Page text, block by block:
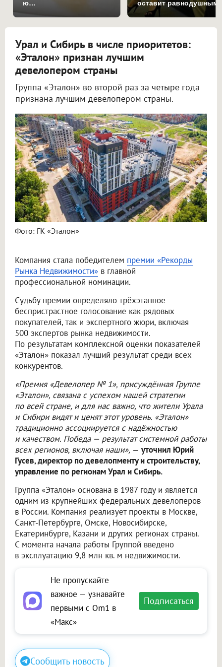
ю… оставит равнодушным
Урал и Сибирь в числе приоритетов:
«Эталон» признан лучшим
девелопером страны
Группа «Эталон» во второй раз за четыре года
признана лучшим девелопером страны.
Фото: ГК «Эталон»
Компания стала победителем премии «Рекорды
Рынка Недвижимости» в главной
профессиональной номинации.
Судьбу премии определяло трёхэтапное
беспристрастное голосование как рядовых
покупателей, так и экспертного жюри, включая
500 экспертов рынка недвижимости.
По результатам комплексной оценки показателей
«Эталон» показал лучший результат среди всех
конкурентов.
«Премия «Девелопер № 1», присуждённая Группе
«Эталон», связана с успехом нашей стратегии
по всей стране, и для нас важно, что жители Урала
и Сибири видят и ценят этот уровень. «Эталон»
традиционно ассоциируется с надёжностью
и качеством. Победа — результат системной работы
всех регионов, включая наши», — уточнил Юрий
Гусев, директор по девелопменту и строительству,
управление по регионам Урал и Сибирь.
Группа «Эталон» основана в 1987 году и является
одним из крупнейших федеральных девелоперов
в России. Компания реализует проекты в Москве,
Санкт-Петербурге, Омске, Новосибирске,
Екатеринбурге, Казани и других регионах страны.
С момента начала работы Группой введено
в эксплуатацию 9,8 млн кв. м недвижимости.
Не пропускайте
важное — узнавайте
первыми с Om1 в
«Макс»
Подписаться
Сообщить новость